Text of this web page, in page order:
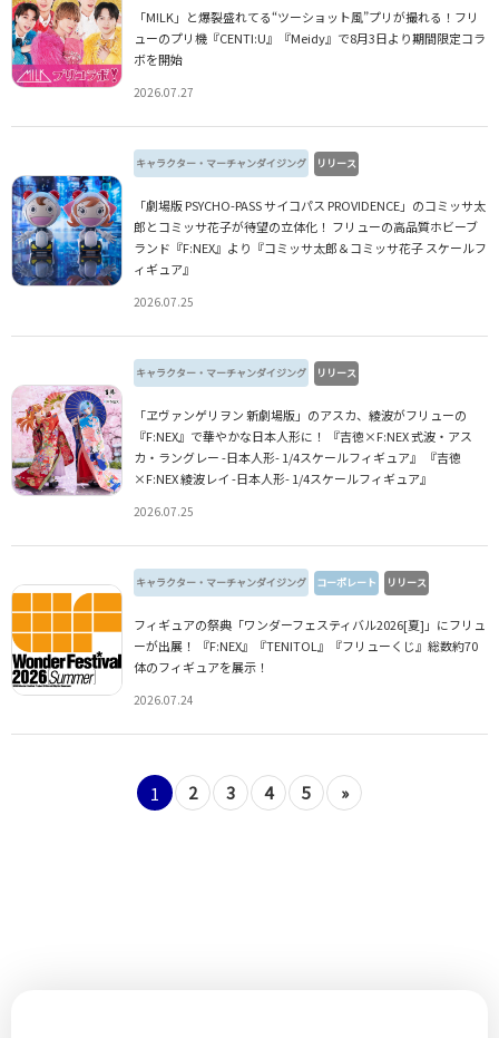
「M!LK」と爆裂盛れてる“ツーショット風”プリが撮れる！フリ
ューのプリ機『CENTI:U』『Meidy』で8月3日より期間限定コラ
ボを開始
2026.07.27
キャラクター・マーチャンダイジング リリース
「劇場版 PSYCHO-PASS サイコパス PROVIDENCE」のコミッサ太
郎とコミッサ花子が待望の立体化！ フリューの高品質ホビーブ
ランド『F:NEX』より『コミッサ太郎＆コミッサ花子 スケールフ
ィギュア』
2026.07.25
キャラクター・マーチャンダイジング リリース
「ヱヴァンゲリヲン 新劇場版」のアスカ、綾波がフリューの
『F:NEX』で華やかな日本人形に！ 『吉徳×F:NEX 式波・アス
カ・ラングレー -日本人形- 1/4スケールフィギュア』 『吉徳
×F:NEX 綾波レイ -日本人形- 1/4スケールフィギュア』
2026.07.25
キャラクター・マーチャンダイジング コーポレート リリース
フィギュアの祭典「ワンダーフェスティバル2026[夏]」にフリュ
ーが出展！ 『F:NEX』『TENITOL』『フリューくじ』総数約70
体のフィギュアを展示！
2026.07.24
1 2 3 4 5 »